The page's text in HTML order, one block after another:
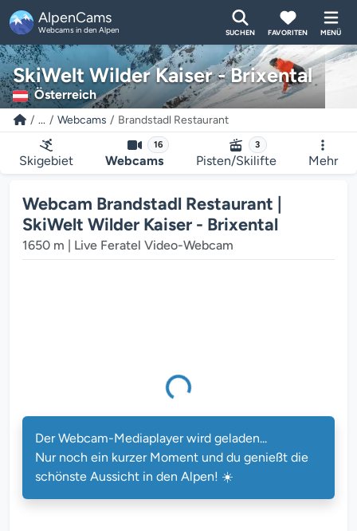
AlpenCams
Webcams in den Alpen SUCHEN FAVORITEN MENÜ
SkiWelt Wilder Kaiser - Brixental
Österreich
... Webcams Brandstadl Restaurant
Skigebiet
16
Webcams
3
Pisten/Skilifte Mehr
Webcam Brandstadl Restaurant |
SkiWelt Wilder Kaiser - Brixental
1650 m | Live Feratel Video-Webcam
Mediaplayer wird geladen...
Der Webcam-Mediaplayer wird geladen...
Nur noch ein kurzer Moment und du genießt die
schönste Aussicht in den Alpen! ☀️